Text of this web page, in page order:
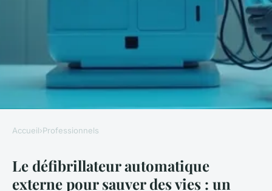
Tout savoir sur le
Accueil›Professionnels
Le défibrillateur automatique
externe pour sauver des vies : un